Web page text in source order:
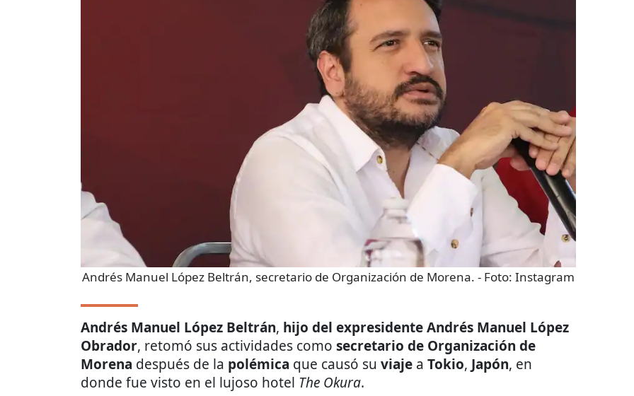
Andrés Manuel López Beltrán, secretario de Organización de Morena. - Foto: Instagram
Andrés Manuel López Beltrán, hijo del expresidente Andrés Manuel López
Obrador, retomó sus actividades como secretario de Organización de
Morena después de la polémica que causó su viaje a Tokio, Japón, en
donde fue visto en el lujoso hotel The Okura.